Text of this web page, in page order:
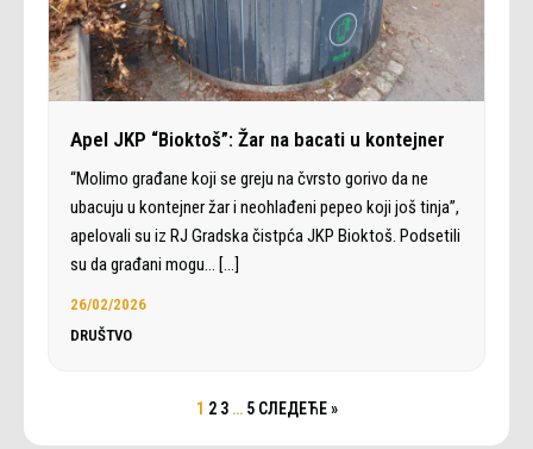
Apel JKP “Bioktoš”: Žar na bacati u kontejner
“Molimo građane koji se greju na čvrsto gorivo da ne
ubacuju u kontejner žar i neohlađeni pepeo koji još tinja”,
apelovali su iz RJ Gradska čistpća JKP Bioktoš. Podsetili
su da građani mogu…
[…]
26/02/2026
DRUŠTVO
1 2 3 … 5 СЛЕДЕЋЕ »